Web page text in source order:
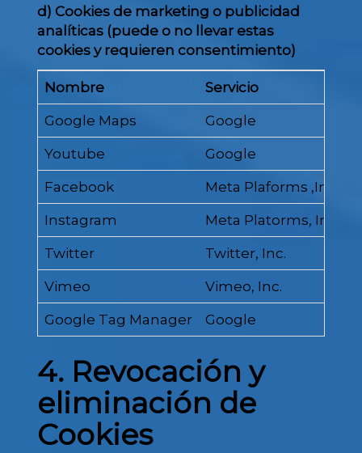
d) Cookies de marketing o publicidad
analíticas (puede o no llevar estas
cookies y requieren consentimiento)
Nombre Servicio
Google Maps Google
Youtube Google
Facebook Meta Plaforms ,Inc.
Instagram Meta Platorms, Inc.
Twitter Twitter, Inc.
Vimeo Vimeo, Inc.
Google Tag Manager Google
4. Revocación y
eliminación de
Cookies